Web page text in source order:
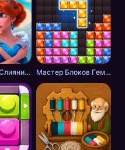
Мой Замок: Слияние и История Мастер Блоков Гeм Пазл